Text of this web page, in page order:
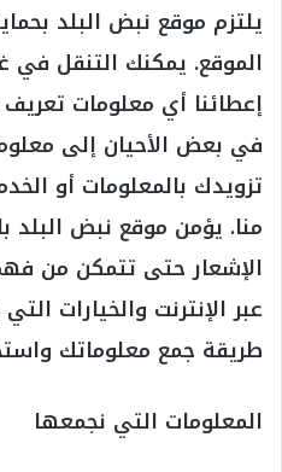
يلتزم موقع نبض البلد
الموقع. يمكنك التنقل في
إعطائنا أي معلومات
في بعض الأحيان إلى
تزويدك بالمعلومات أو
منا. يؤمن موقع نبض البلد
الإشعار حتى تتمكن من
عبر الإنترنت والخيارات
طريقة جمع معلوماتك
المعلومات التي نجمعها